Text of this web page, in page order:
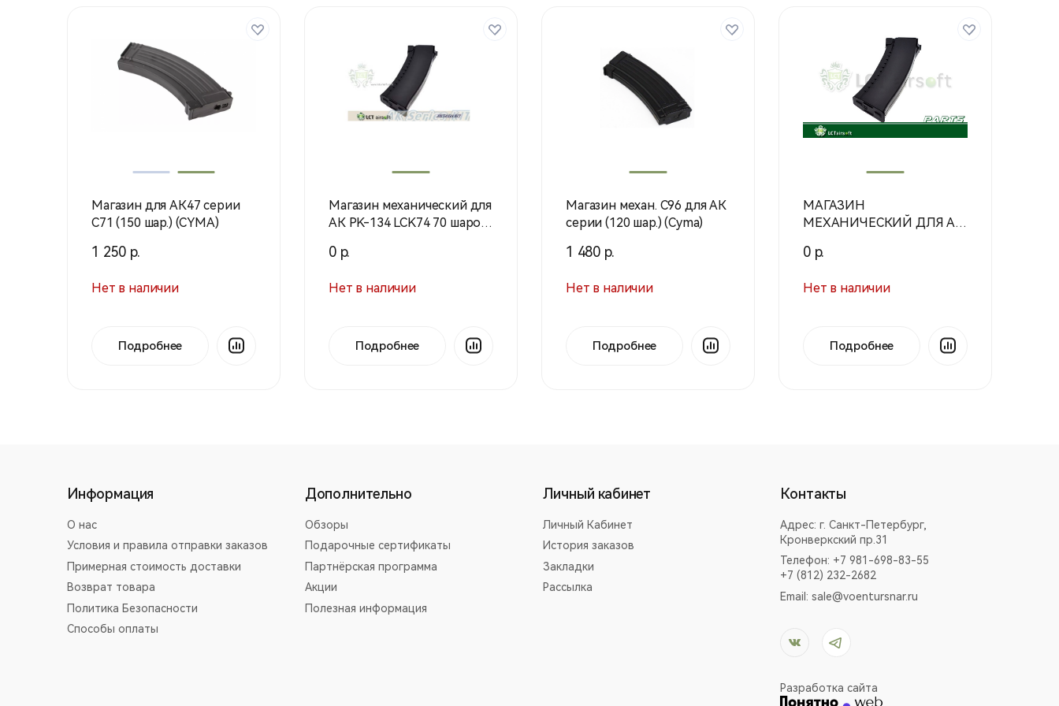
Магазин для АК47 серии
C71 (150 шар.) (CYMA)
1 250 р.
Нет в наличии
Подробнее
Магазин механический для
АК PK-134 LCK74 70 шаров
0 р.
Нет в наличии
Подробнее
Магазин механ. С96 для АК
серии (120 шар.) (Cyma)
1 480 р.
Нет в наличии
Подробнее
МАГАЗИН
МЕХАНИЧЕСКИЙ ДЛЯ АК
(LCT)
0 р.
Нет в наличии
Подробнее
Информация
О нас
Условия и правила отправки заказов
Примерная стоимость доставки
Возврат товара
Политика Безопасности
Способы оплаты
Дополнительно
Обзоры
Подарочные сертификаты
Партнёрская программа
Акции
Полезная информация
Личный кабинет
Личный Кабинет
История заказов
Закладки
Рассылка
Контакты
Адрес:г. Санкт-Петербург,
Кронверкский пр.31
Телефон: +7 981-698-83-55
+7 (812) 232-2682
Email:sale@voentursnar.ru
Разработка сайта